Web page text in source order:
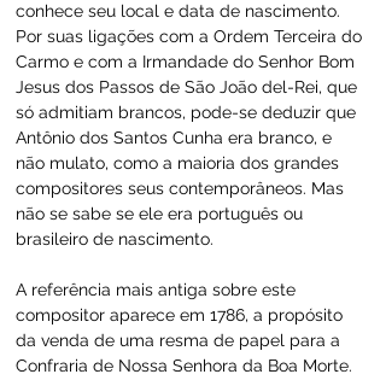
conhece seu local e data de nascimento.
Por suas ligações com a Ordem Terceira do
Carmo e com a Irmandade do Senhor Bom
Jesus dos Passos de São João del-Rei, que
só admitiam brancos, pode-se deduzir que
Antônio dos Santos Cunha era branco, e
não mulato, como a maioria dos grandes
compositores seus contemporâneos. Mas
não se sabe se ele era português ou
brasileiro de nascimento.
A referência mais antiga sobre este
compositor aparece em 1786, a propósito
da venda de uma resma de papel para a
Confraria de Nossa Senhora da Boa Morte.